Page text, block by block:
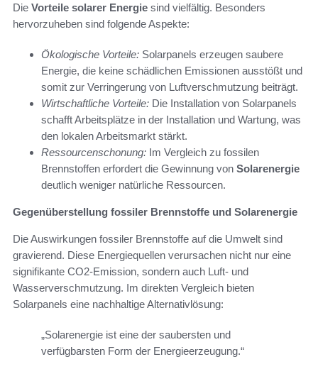
Die Vorteile solarer Energie sind vielfältig. Besonders
hervorzuheben sind folgende Aspekte:
Ökologische Vorteile: Solarpanels erzeugen saubere
Energie, die keine schädlichen Emissionen ausstößt und
somit zur Verringerung von Luftverschmutzung beiträgt.
Wirtschaftliche Vorteile: Die Installation von Solarpanels
schafft Arbeitsplätze in der Installation und Wartung, was
den lokalen Arbeitsmarkt stärkt.
Ressourcenschonung: Im Vergleich zu fossilen
Brennstoffen erfordert die Gewinnung von Solarenergie
deutlich weniger natürliche Ressourcen.
Gegenüberstellung fossiler Brennstoffe und Solarenergie
Die Auswirkungen fossiler Brennstoffe auf die Umwelt sind
gravierend. Diese Energiequellen verursachen nicht nur eine
signifikante CO2-Emission, sondern auch Luft- und
Wasserverschmutzung. Im direkten Vergleich bieten
Solarpanels eine nachhaltige Alternativlösung:
„Solarenergie ist eine der saubersten und
verfügbarsten Form der Energieerzeugung.“